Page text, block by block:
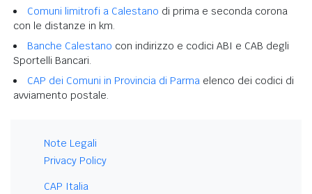
Comuni limitrofi a Calestano di prima e seconda corona
con le distanze in km.
Banche Calestano con indirizzo e codici ABI e CAB degli
Sportelli Bancari.
CAP dei Comuni in Provincia di Parma elenco dei codici di
avviamento postale.
Note Legali
Privacy Policy
CAP Italia